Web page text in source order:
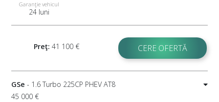
Garanţie vehicul
24 luni
Preţ: 41 100 € CERE OFERTĂ
GSe - 1.6 Turbo 225CP PHEV AT8
45 000 €